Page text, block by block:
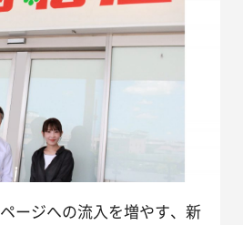
ージへの流入を増やす、新